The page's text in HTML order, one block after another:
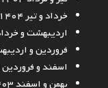
خرداد و تیر ۱۴۰۴
اردیبهشت و خرداد
فروردین و اردیبهشت
اسفند و فروردین ۱۴۰۳
بهمن و اسفند ۱۴۰۳